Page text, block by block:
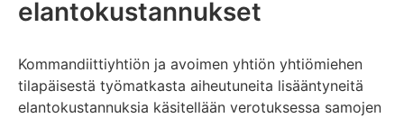
elantokustannukset
Kommandiittiyhtiön ja avoimen yhtiön yhtiömiehen
tilapäisestä työmatkasta aiheutuneita lisääntyneitä
elantokustannuksia käsitellään verotuksessa samojen